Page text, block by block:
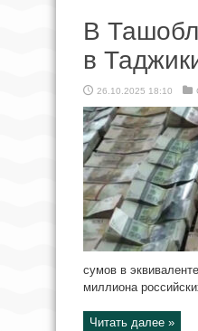
В
в
26.10.2025 18:10
сумов в
миллиона
Читать далее »